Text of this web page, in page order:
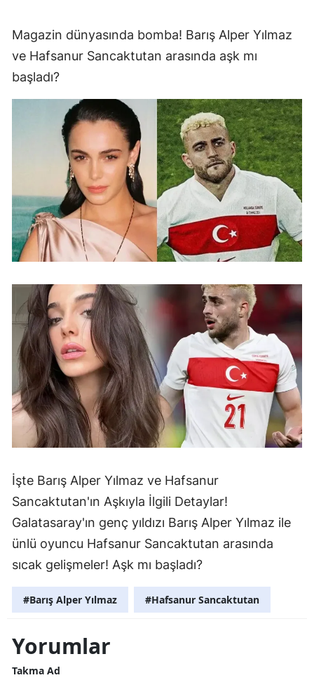
Magazin dünyasında bomba! Barış Alper Yılmaz
ve Hafsanur Sancaktutan arasında aşk mı
başladı?
İşte Barış Alper Yılmaz ve Hafsanur
Sancaktutan'ın Aşkıyla İlgili Detaylar!
Galatasaray'ın genç yıldızı Barış Alper Yılmaz ile
ünlü oyuncu Hafsanur Sancaktutan arasında
sıcak gelişmeler! Aşk mı başladı?
#Barış Alper Yılmaz #Hafsanur Sancaktutan
Yorumlar
Takma Ad